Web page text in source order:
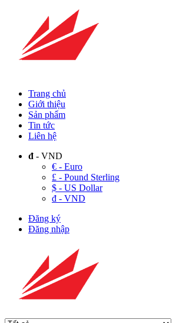
Trang chủ
Giới thiệu
Sản phẩm
Tin tức
Liên hệ
đ - VND
€ - Euro
£ - Pound Sterling
$ - US Dollar
đ - VND
Đăng ký
Đăng nhập